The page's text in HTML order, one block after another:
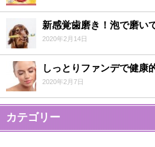
新感覚歯磨き！泡で磨い
2020年2月14日
しっとりファンデで健康
2020年2月7日
カテゴリー